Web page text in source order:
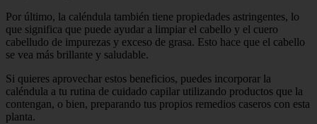
Por último, la caléndula también tiene propiedades astringentes, lo
que significa que puede ayudar a limpiar el cabello y el cuero
cabelludo de impurezas y exceso de grasa. Esto hace que el cabello
se vea más brillante y saludable.
Si quieres aprovechar estos beneficios, puedes incorporar la
caléndula a tu rutina de cuidado capilar utilizando productos que la
contengan, o bien, preparando tus propios remedios caseros con esta
planta.